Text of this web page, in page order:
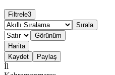
Filtrele3
Sırala
Görünüm
Harita
Kaydet
Paylaş
İl